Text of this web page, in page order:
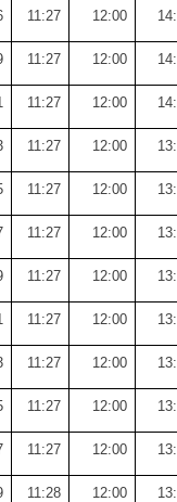
11:27 12:00
11:27 12:00
11:27 12:00
11:27 12:00
11:27 12:00
11:27 12:00
11:27 12:00
11:27 12:00
11:27 12:00
11:27 12:00
11:27 12:00
11:28 12:00